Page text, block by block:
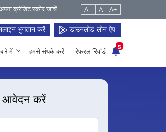
क्रेडिट स्कोर जांचें A - A A+
भुगतान करें डाउनलोड लोन ऐप
में हमसे संपर्क करें रेफरल रिवॉर्ड
5
आवेदन करें